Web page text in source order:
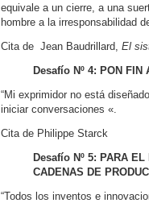
equivale a un cierre, a una
hombre a la irresponsabilidad
Cita de Jean Baudrillard, El
Desafío Nº 4: PON FIN
“Mi exprimidor no está
iniciar conversaciones «.
Cita de Philippe Starck
Desafío Nº 5: PARA
CADENAS DE
“Todos los inventos e